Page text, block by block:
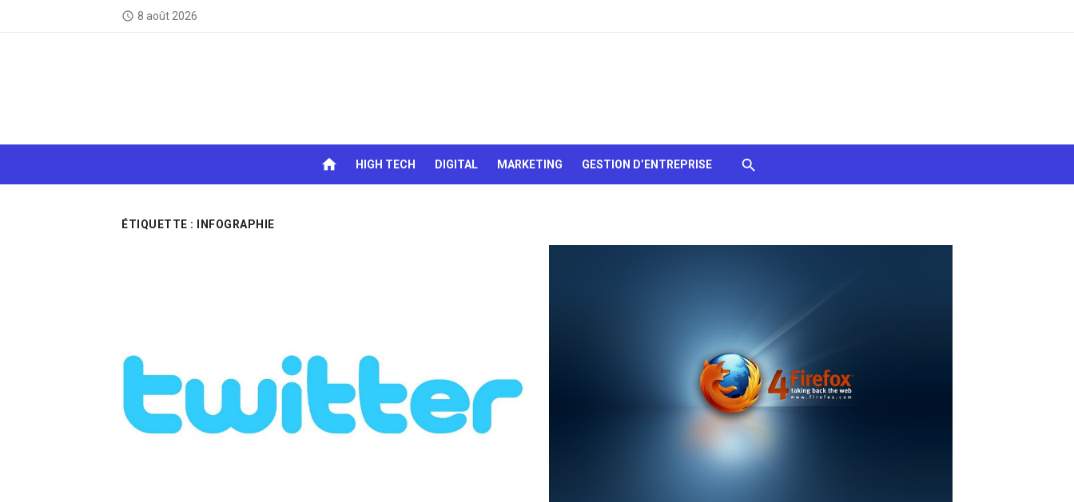
access_time 8 août 2026
chocolats…
tomber !
home HIGH TECH DIGITAL MARKETING GESTION D’ENTREPRISE
ÉTIQUETTE : INFOGRAPHIE